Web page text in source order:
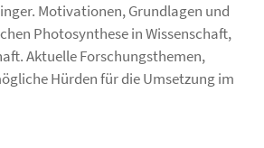
Motivationen, Grundlagen und
Photosynthese in Wissenschaft,
Aktuelle Forschungsthemen,
Hürden für die Umsetzung im